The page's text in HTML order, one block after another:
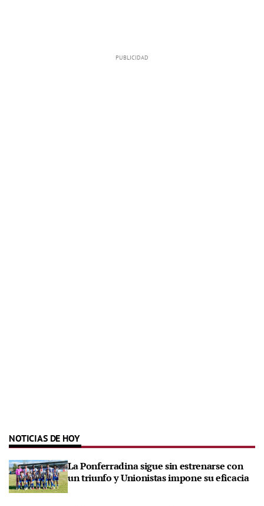
NOTICIAS DE HOY
La Ponferradina sigue sin estrenarse con
un triunfo y Unionistas impone su eficacia